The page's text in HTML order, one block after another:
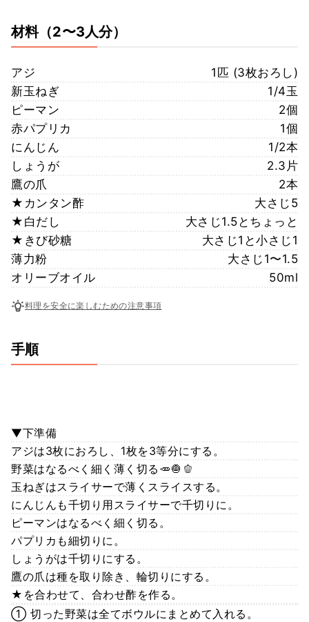
材料（2〜3人分）
アジ
1匹 (3枚おろし)
新玉ねぎ
1/4玉
ピーマン
2個
赤パプリカ
1個
にんじん
1/2本
しょうが
2.3片
鷹の爪
2本
★カンタン酢
大さじ5
★白だし
大さじ1.5とちょっと
★きび砂糖
大さじ1と小さじ1
薄力粉
大さじ1〜1.5
オリーブオイル
50ml
料理を安全に楽しむための注意事項
手順
▼下準備
アジは3枚におろし、1枚を3等分にする。
野菜はなるべく細く薄く切る🥕🧅🫑
玉ねぎはスライサーで薄くスライスする。
にんじんも千切り用スライサーで千切りに。
ピーマンはなるべく細く切る。
パプリカも細切りに。
しょうがは千切りにする。
鷹の爪は種を取り除き、輪切りにする。
★を合わせて、合わせ酢を作る。
① 切った野菜は全てボウルにまとめて入れる。